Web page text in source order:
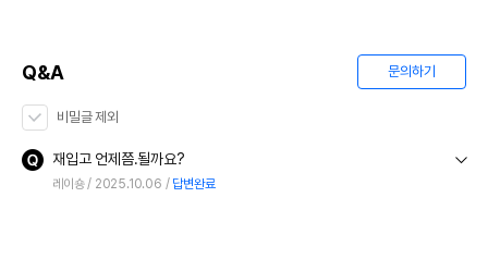
Q&A 문의하기
비밀글 제외
재입고 언제쯤.될까요?
레이숑 2025.10.06 답변완료